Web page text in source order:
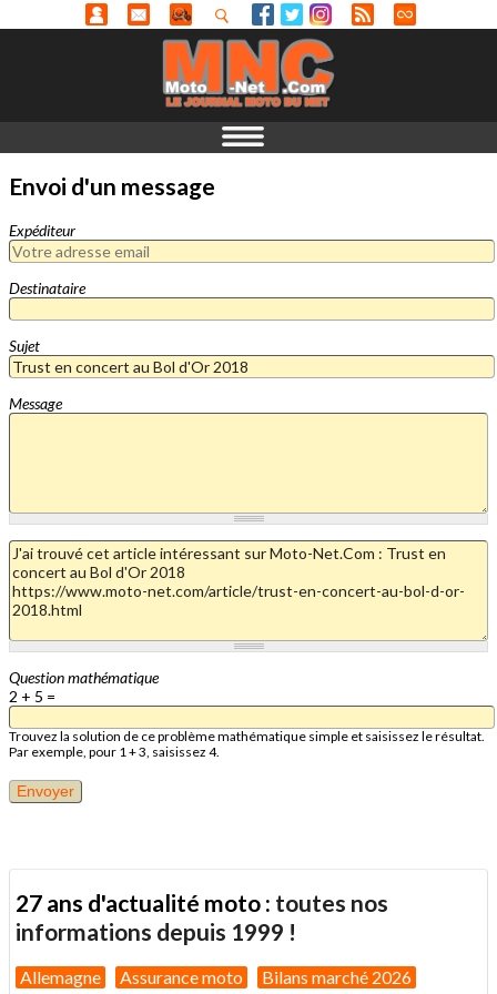
Envoi d'un message
Expéditeur
Destinataire
Sujet
Message
Question mathématique
2 + 5 =
Trouvez la solution de ce problème mathématique simple et saisissez le résultat.
Par exemple, pour 1 + 3, saisissez 4.
27 ans d'actualité moto : toutes nos
informations depuis 1999 !
Allemagne Assurance moto Bilans marché 2026